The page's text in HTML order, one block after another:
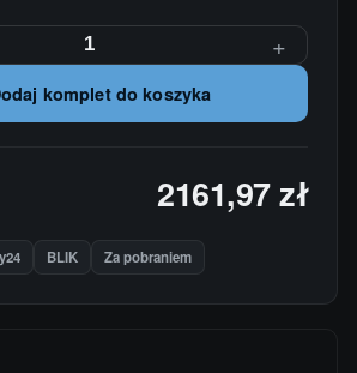
+
komplet do koszyka
2161,97 zł
BLIK Za pobraniem